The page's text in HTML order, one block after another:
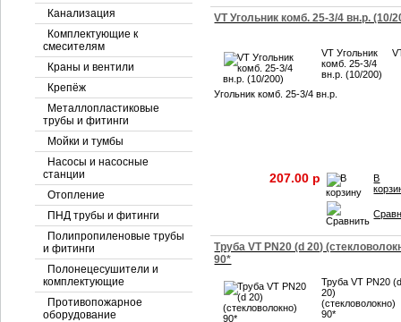
Канализация
Комплектующие к
смесителям
Краны и вентили
Крепёж
Металлопластиковые
трубы и фитинги
Мойки и тумбы
Насосы и насосные
станции
Отопление
ПНД трубы и фитинги
Полипропиленовые трубы
и фитинги
Полонецесушители и
комплектующие
Противопожарное
оборудование
VT Угольник комб. 25-3/4 вн.р. (10/
VT Угольник
комб. 25-3/4
вн.р. (10/200)
Угольник комб. 25-3/4 вн.р.
207.00 p
В
Труба VT PN20 (d 20)
90*
Труба VT PN20
20)
(стекловолокно)
90*